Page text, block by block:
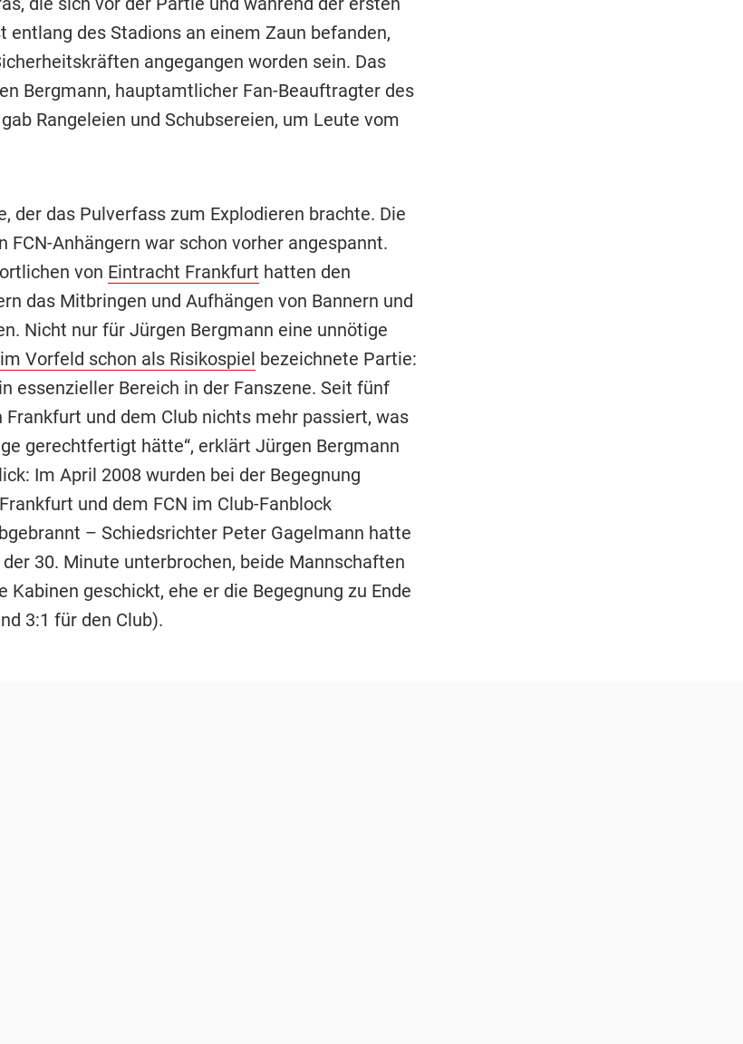
entlang des Stadions an einem Zaun befanden,
angegangen worden sein. Das
Bergmann, hauptamtlicher Fan-Beauftragter des
gab Rangeleien und Schubsereien, um Leute vom
der das Pulverfass zum Explodieren brachte. Die
FCN-Anhängern war schon vorher angespannt.
von Eintracht Frankfurt hatten den
das Mitbringen und Aufhängen von Bannern und
Nicht nur für Jürgen Bergmann eine unnötige
im Vorfeld schon als Risikospiel bezeichnete Partie:
essenzieller Bereich in der Fanszene. Seit fünf
und dem Club nichts mehr passiert, was
gerechtfertigt hätte“, erklärt Jürgen Bergmann
Im April 2008 wurden bei der Begegnung
und dem FCN im Club-Fanblock
– Schiedsrichter Peter Gagelmann hatte
30. Minute unterbrochen, beide Mannschaften
Kabinen geschickt, ehe er die Begegnung zu Ende
3:1 für den Club).